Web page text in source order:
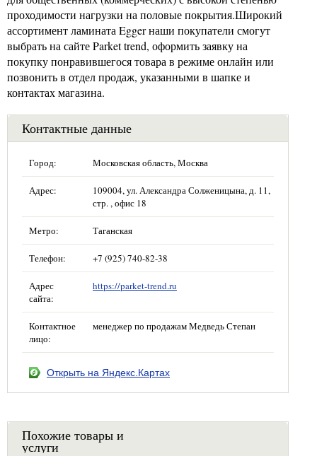
проходимости нагрузки на половые покрытия.Широкий
ассортимент ламината Egger наши покупатели смогут
выбрать на сайте Parket trend, оформить заявку на
покупку понравившегося товара в режиме онлайн или
позвонить в отдел продаж, указанными в шапке и
контактах магазина.
Контактные данные
Город: Московская область, Москва
Адрес:
109004, ул. Александра Солженицына, д. 11,
стр. , офис 18
Метро: Таганская
Телефон: +7 (925) 740-82-38
Адрес
сайта:
https://parket-trend.ru
Контактное
лицо:
менеджер по продажам Медведь Степан
Открыть на Яндекс.Картах
Похожие товары и
услуги